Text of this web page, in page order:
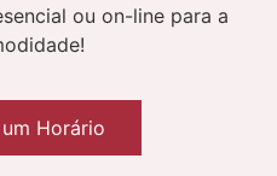
ou on-line para a
Horário